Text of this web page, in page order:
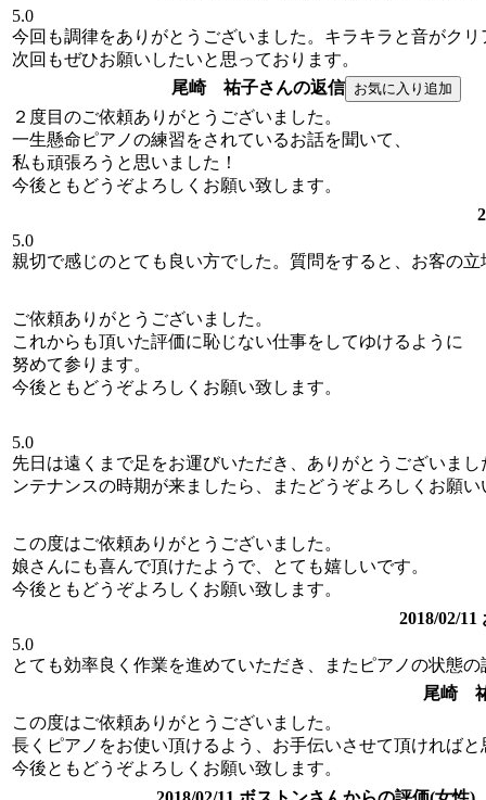
5.0
今回も調律をありがとうございました。キラキラと音がク
次回もぜひお願いしたいと思っております。
尾崎 祐子さんの返信
２度目のご依頼ありがとうございました。
一生懸命ピアノの練習をされているお話を聞いて、
私も頑張ろうと思いました！
今後ともどうぞよろしくお願い致します。
5.0
親切で感じのとても良い方でした。質問をすると、お客の
ご依頼ありがとうございました。
これからも頂いた評価に恥じない仕事をしてゆけるように
努めて参ります。
今後ともどうぞよろしくお願い致します。
5.0
先日は遠くまで足をお運びいただき、ありがとうございま
ンテナンスの時期が来ましたら、またどうぞよろしくお願
この度はご依頼ありがとうございました。
娘さんにも喜んで頂けたようで、とても嬉しいです。
今後ともどうぞよろしくお願い致します。
2018/02/
5.0
とても効率良く作業を進めていただき、またピアノの状態
尾崎
この度はご依頼ありがとうございました。
長くピアノをお使い頂けるよう、お手伝いさせて頂ければと
今後ともどうぞよろしくお願い致します。